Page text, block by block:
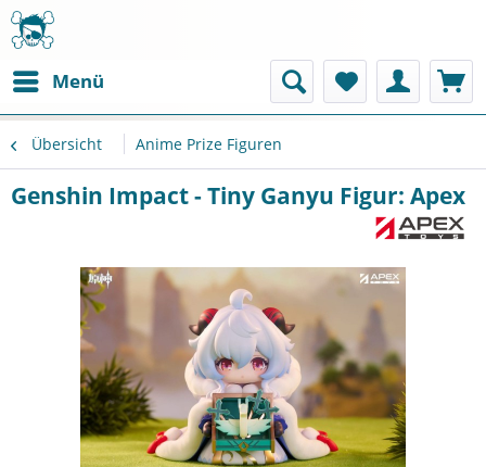
Menü
Übersicht Anime Prize Figuren
Genshin Impact - Tiny Ganyu Figur: Apex